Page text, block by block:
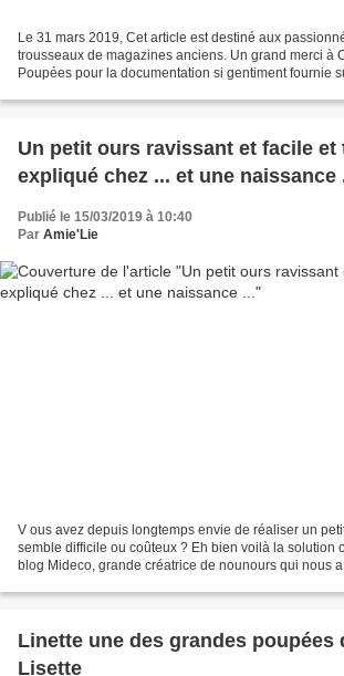
Le 31 mars 2019, Cet article est destiné aux
trousseaux de magazines anciens. Un grand merci à
Poupées pour la documentation si gentiment fournie
Un petit ours ravissant et facile et
expliqué chez ... et une naissance
Publié le 15/03/2019 à 10:40
Par Amie'Lie
V ous avez depuis longtemps envie de réaliser un
semble difficile ou coûteux ? Eh bien voilà la solution
blog Mideco, grande créatrice de nounours qui nous
Linette une des grandes poupées
Lisette